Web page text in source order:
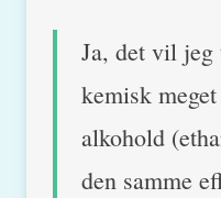
Ja, det vil
kemisk
alkohold
den samme